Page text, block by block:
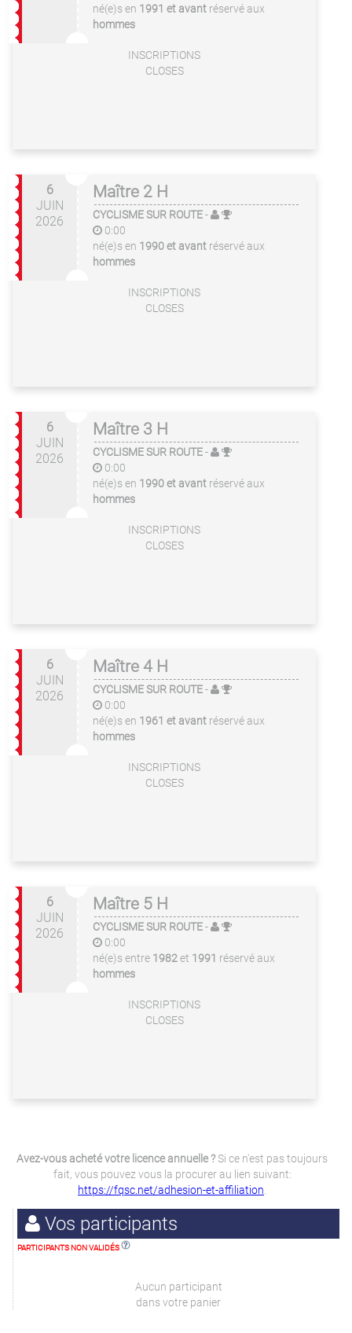
né(e)s en 1991 et avant réservé aux
hommes
INSCRIPTIONS
CLOSES
6
JUIN
2026
Maître 2 H
CYCLISME SUR ROUTE-
0:00
né(e)s en 1990 et avant réservé aux
hommes
INSCRIPTIONS
CLOSES
6
JUIN
2026
Maître 3 H
CYCLISME SUR ROUTE-
0:00
né(e)s en 1990 et avant réservé aux
hommes
INSCRIPTIONS
CLOSES
6
JUIN
2026
Maître 4 H
CYCLISME SUR ROUTE-
0:00
né(e)s en 1961 et avant réservé aux
hommes
INSCRIPTIONS
CLOSES
6
JUIN
2026
Maître 5 H
CYCLISME SUR ROUTE-
0:00
né(e)s entre 1982et 1991 réservé aux
hommes
INSCRIPTIONS
CLOSES
Avez-vous acheté votre licence annuelle ?Si ce n'est pas toujours
fait, vous pouvez vous la procurer au lien suivant:
https://fqsc.net/adhesion-et-affiliation
Vos participants
PARTICIPANTS NON VALIDÉS
Aucun participant
dans votre panier